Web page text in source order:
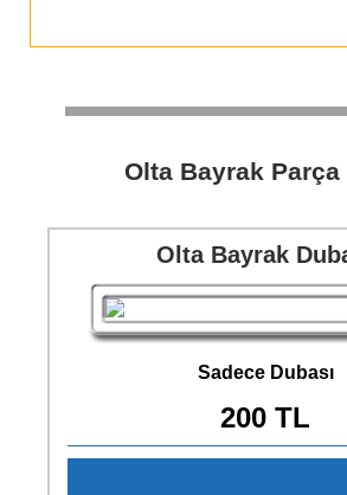
Olta Bayrak Parça
Olta Bayrak
Sadece Dubası
200 TL